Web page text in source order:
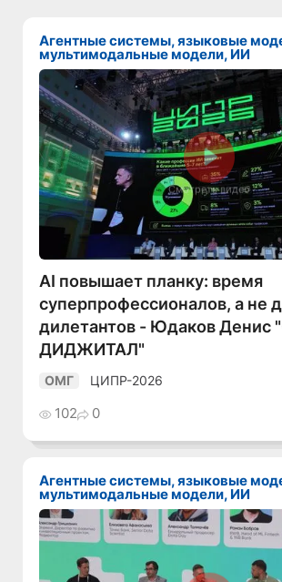
Агентные системы, языковые модели,
мультимодальные модели, ИИ
Смотреть видео
AI повышает планку: время
суперпрофессионалов, а не
дилетантов - Юдаков Денис
ДИДЖИТАЛ"
ОМГ ЦИПР-2026
102 0
Агентные системы, языковые модели,
мультимодальные модели, ИИ